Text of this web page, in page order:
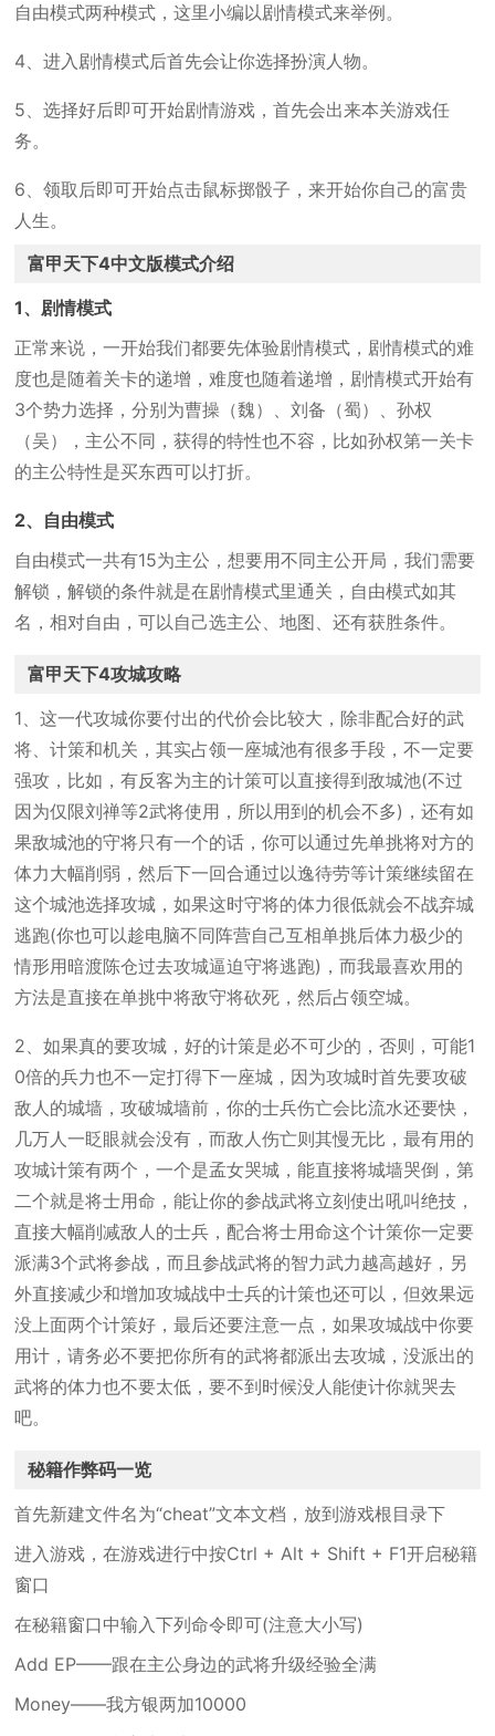
自由模式两种模式，这里小编以剧情模式来举例。
4、进入剧情模式后首先会让你选择扮演人物。
5、选择好后即可开始剧情游戏，首先会出来本关游戏任
务。
6、领取后即可开始点击鼠标掷骰子，来开始你自己的富贵
人生。
富甲天下4中文版模式介绍
1、剧情模式
正常来说，一开始我们都要先体验剧情模式，剧情模式的难
度也是随着关卡的递增，难度也随着递增，剧情模式开始有
3个势力选择，分别为曹操（魏）、刘备（蜀）、孙权
（吴），主公不同，获得的特性也不容，比如孙权第一关卡
的主公特性是买东西可以打折。
2、自由模式
自由模式一共有15为主公，想要用不同主公开局，我们需要
解锁，解锁的条件就是在剧情模式里通关，自由模式如其
名，相对自由，可以自己选主公、地图、还有获胜条件。
富甲天下4攻城攻略
1、这一代攻城你要付出的代价会比较大，除非配合好的武
将、计策和机关，其实占领一座城池有很多手段，不一定要
强攻，比如，有反客为主的计策可以直接得到敌城池(不过
因为仅限刘禅等2武将使用，所以用到的机会不多)，还有如
果敌城池的守将只有一个的话，你可以通过先单挑将对方的
体力大幅削弱，然后下一回合通过以逸待劳等计策继续留在
这个城池选择攻城，如果这时守将的体力很低就会不战弃城
逃跑(你也可以趁电脑不同阵营自己互相单挑后体力极少的
情形用暗渡陈仓过去攻城逼迫守将逃跑)，而我最喜欢用的
方法是直接在单挑中将敌守将砍死，然后占领空城。
2、如果真的要攻城，好的计策是必不可少的，否则，可能1
0倍的兵力也不一定打得下一座城，因为攻城时首先要攻破
敌人的城墙，攻破城墙前，你的士兵伤亡会比流水还要快，
几万人一眨眼就会没有，而敌人伤亡则其慢无比，最有用的
攻城计策有两个，一个是孟女哭城，能直接将城墙哭倒，第
二个就是将士用命，能让你的参战武将立刻使出吼叫绝技，
直接大幅削减敌人的士兵，配合将士用命这个计策你一定要
派满3个武将参战，而且参战武将的智力武力越高越好，另
外直接减少和增加攻城战中士兵的计策也还可以，但效果远
没上面两个计策好，最后还要注意一点，如果攻城战中你要
用计，请务必不要把你所有的武将都派出去攻城，没派出的
武将的体力也不要太低，要不到时候没人能使计你就哭去
吧。
秘籍作弊码一览
首先新建文件名为“cheat”文本文档，放到游戏根目录下
进入游戏，在游戏进行中按Ctrl + Alt + Shift + F1开启秘籍
窗口
在秘籍窗口中输入下列命令即可(注意大小写)
Add EP——跟在主公身边的武将升级经验全满
Money——我方银两加10000